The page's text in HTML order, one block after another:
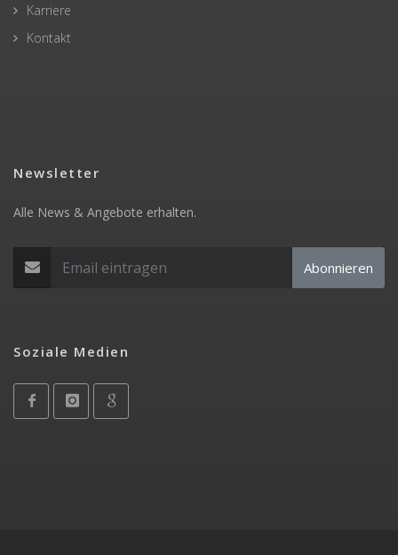
Karriere
Kontakt
Newsletter
Alle News & Angebote erhalten.
Abonnieren
Soziale Medien